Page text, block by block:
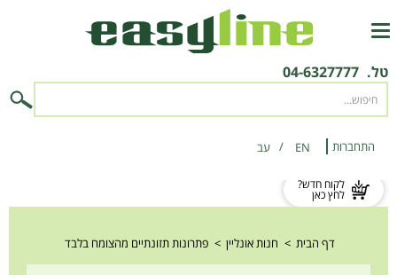
טל. 04-6327777
התחברות EN ‫עב‬
לקוח חדש?
לחץ כאן
דף הבית > חנות אונליין > פתרונות תזונתיים מהצומח בלבד